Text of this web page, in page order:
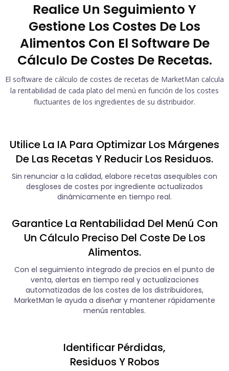
Realice Un Seguimiento Y
Gestione Los Costes De Los
Alimentos Con El Software De
Cálculo De Costes De Recetas.
El software de cálculo de costes de recetas de MarketMan calcula
la rentabilidad de cada plato del menú en función de los costes
fluctuantes de los ingredientes de su distribuidor.
Utilice La IA Para Optimizar Los Márgenes
De Las Recetas Y Reducir Los Residuos.
Sin renunciar a la calidad, elabore recetas asequibles con
desgloses de costes por ingrediente actualizados
dinámicamente en tiempo real.
Garantice La Rentabilidad Del Menú Con
Un Cálculo Preciso Del Coste De Los
Alimentos.
Con el seguimiento integrado de precios en el punto de
venta, alertas en tiempo real y actualizaciones
automatizadas de los costes de los distribuidores,
MarketMan le ayuda a diseñar y mantener rápidamente
menús rentables.
Identificar Pérdidas,
Residuos Y Robos